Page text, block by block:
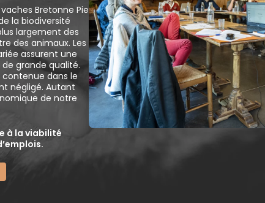
Bretonne Pie
la biodiversité
largement des
des animaux. Les
assurent une
grande qualité.
contenue dans le
négligé. Autant
de notre
à la viabilité